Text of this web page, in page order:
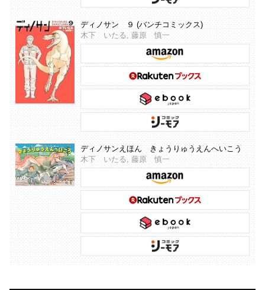
ディノサン ９ (バンチコミックス)
木下 いたる, 藤原 慎一
ディノサンえほん きょうりゅうえんへいこう
木下 いたる, 藤原 慎一